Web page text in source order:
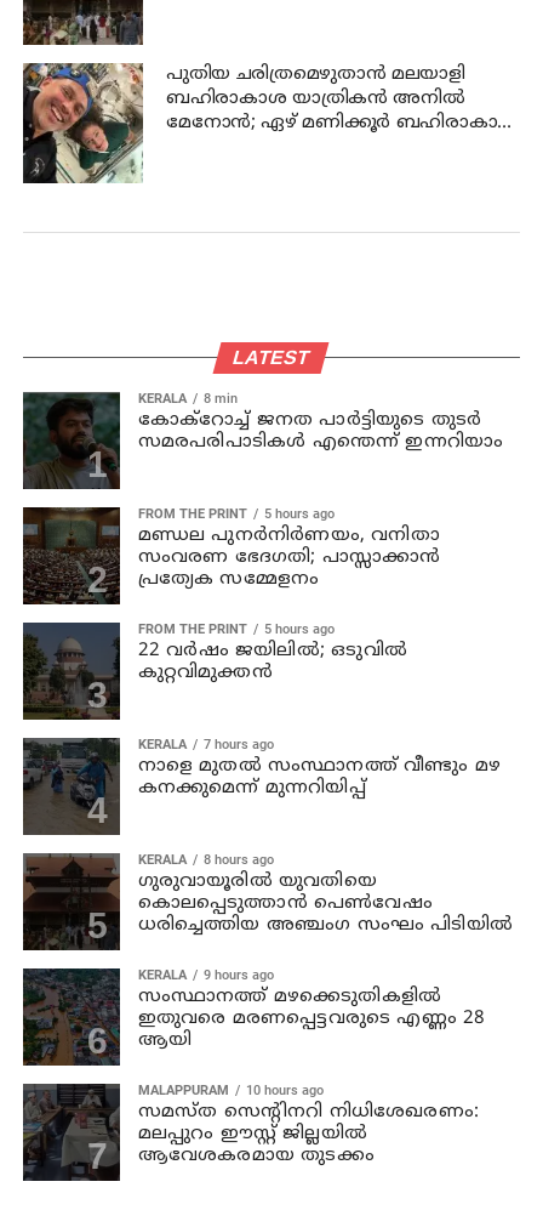
പുതിയ ചരിത്രമെഴുതാൻ മലയാളി
ബഹിരാകാശ യാത്രികൻ അനിൽ
മേനോൻ; ഏഴ് മണിക്കൂർ ബഹിരാകാശ
LATEST
KERALA 8 min
കോക്റോച്ച് ജനത പാര്‍ട്ടിയുടെ തുടര്‍
സമരപരിപാടികള്‍ എന്തെന്ന് ഇന്നറിയാം
FROM THE PRINT 5 hours ago
മണ്ഡല പുനർനിർണയം, വനിതാ
സംവരണ ഭേദഗതി; പാസ്സാക്കാൻ
പ്രത്യേക സമ്മേളനം
FROM THE PRINT 5 hours ago
22 വർഷം ജയിലിൽ; ഒടുവിൽ
കുറ്റവിമുക്തൻ
KERALA 7 hours ago
നാളെ മുതല്‍ സംസ്ഥാനത്ത് വീണ്ടും മഴ
കനക്കുമെന്ന് മുന്നറിയിപ്പ്
KERALA 8 hours ago
ഗുരുവായൂരില്‍ യുവതിയെ
കൊലപ്പെടുത്താന്‍ പെണ്‍വേഷം
ധരിച്ചെത്തിയ അഞ്ചംഗ സംഘം പിടിയില്‍
KERALA 9 hours ago
സംസ്ഥാനത്ത് മഴക്കെടുതികളില്‍
ഇതുവരെ മരണപ്പെട്ടവരുടെ എണ്ണം 28
ആയി
MALAPPURAM 10 hours ago
സമസ്ത സെന്റിനറി നിധിശേഖരണം:
മലപ്പുറം ഈസ്റ്റ് ജില്ലയിൽ
ആവേശകരമായ തുടക്കം